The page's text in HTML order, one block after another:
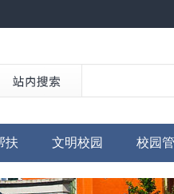
扶 文明校园 校园